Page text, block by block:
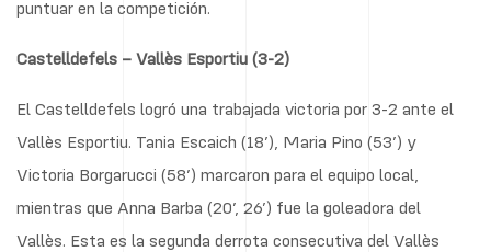
puntuar en la competición.
Castelldefels – Vallès Esportiu (3-2)
El Castelldefels logró una trabajada victoria por 3-2 ante el
Vallès Esportiu. Tania Escaich (18’), Maria Pino (53’) y
Victoria Borgarucci (58’) marcaron para el equipo local,
mientras que Anna Barba (20’, 26’) fue la goleadora del
Vallès. Esta es la segunda derrota consecutiva del Vallès